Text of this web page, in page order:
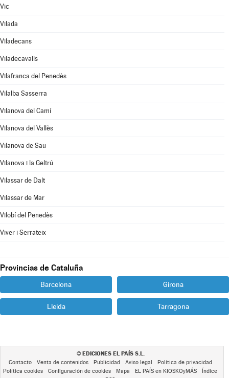
Vic
Vilada
Viladecans
Viladecavalls
Vilafranca del Penedès
Vilalba Sasserra
Vilanova del Camí
Vilanova del Vallès
Vilanova de Sau
Vilanova i la Geltrú
Vilassar de Dalt
Vilassar de Mar
Vilobí del Penedès
Viver i Serrateix
Provincias de Cataluña
Barcelona Girona
Lleida Tarragona
© EDICIONES EL PAÍS S.L.
Contacto Venta de contenidos Publicidad Aviso legal
Política de privacidad
Política cookies
Configuración de cookies Mapa EL PAÍS en KIOSKOyMÁS
Índice